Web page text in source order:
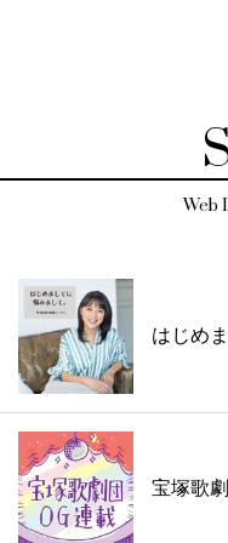
Web
はじめ
宝塚歌